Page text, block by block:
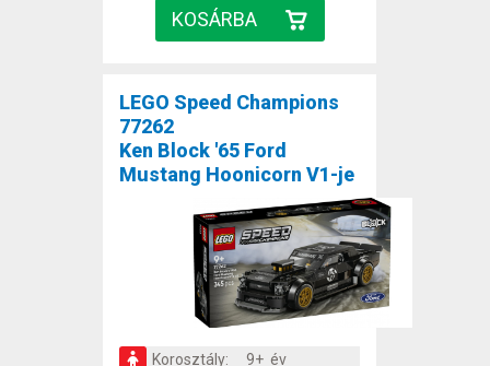
LEGO Speed Champions
77262
Ken Block '65 Ford
Mustang Hoonicorn V1-je
Korosztály:
9+ év